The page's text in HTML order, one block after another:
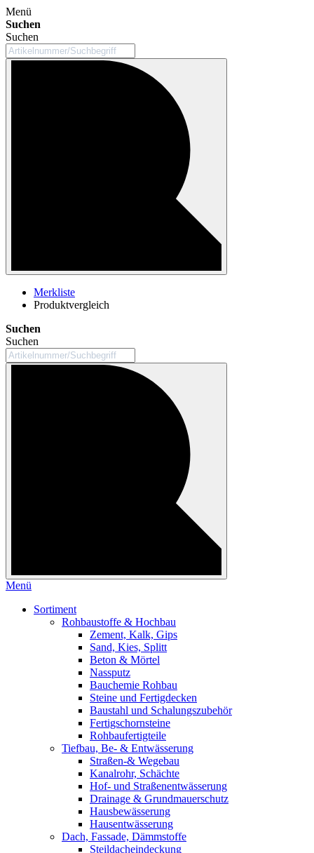
Menü
Suchen
Suchen
Merkliste
Produktvergleich
Suchen
Suchen
Menü
Sortiment
Rohbaustoffe & Hochbau
Zement, Kalk, Gips
Sand, Kies, Splitt
Beton & Mörtel
Nassputz
Bauchemie Rohbau
Steine und Fertigdecken
Baustahl und Schalungszubehör
Fertigschornsteine
Rohbaufertigteile
Tiefbau, Be- & Entwässerung
Straßen-& Wegebau
Kanalrohr, Schächte
Hof- und Straßenentwässerung
Drainage & Grundmauerschutz
Hausbewässerung
Hausentwässerung
Dach, Fassade, Dämmstoffe
Steildacheindeckung